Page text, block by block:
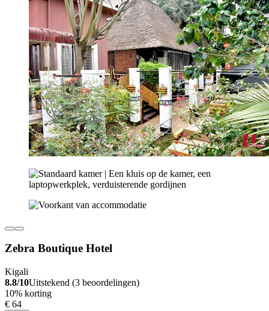
Zebra Boutique Hotel
Kigali
8.8/10Uitstekend (3 beoordelingen)
10% korting
€ 64